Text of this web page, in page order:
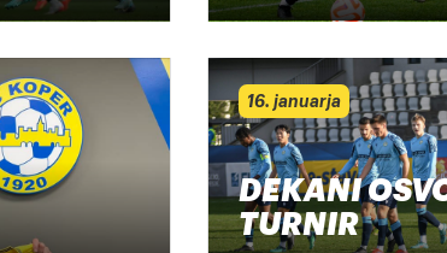
16. januarja
DEKANI
TURNIR